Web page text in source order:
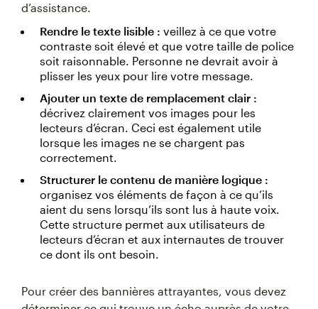
d’assistance.
Rendre le texte lisible : veillez à ce que votre
contraste soit élevé et que votre taille de police
soit raisonnable. Personne ne devrait avoir à
plisser les yeux pour lire votre message.
Ajouter un texte de remplacement clair :
décrivez clairement vos images pour les
lecteurs d’écran. Ceci est également utile
lorsque les images ne se chargent pas
correctement.
Structurer le contenu de manière logique :
organisez vos éléments de façon à ce qu’ils
aient du sens lorsqu’ils sont lus à haute voix.
Cette structure permet aux utilisateurs de
lecteurs d’écran et aux internautes de trouver
ce dont ils ont besoin.
Pour créer des bannières attrayantes, vous devez